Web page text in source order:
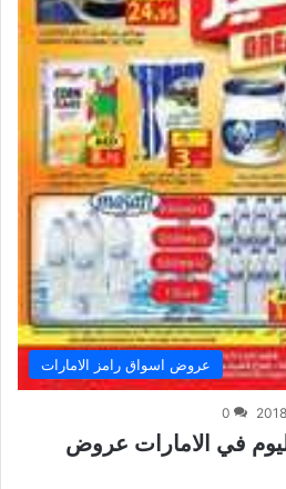
عروض اسواق رامز الامارات
0
في الامارات عروض